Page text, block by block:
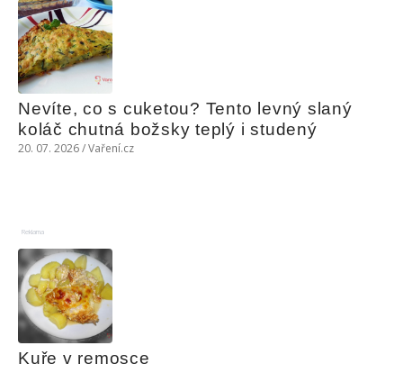
Nevíte, co s cuketou? Tento levný slaný
koláč chutná božsky teplý i studený
20. 07. 2026 / Vaření.cz
Reklama
Kuře v remosce